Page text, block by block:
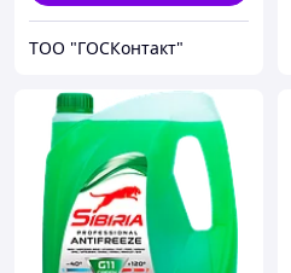
ТОО "ГОСКонтакт"